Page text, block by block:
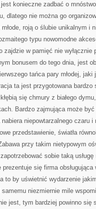
konieczne zadbać o
dlatego nie można go
roją o ślubie unikalnym i
typu nowomodne
zajdzie w pamięć nie wyłącznie
bonusem do tego dnia, jest
tańca pary młodej, jaki
ta jest przygotowana bardzo
się chmury z białego
Bardzo zajmująca może
niepowtarzalnego czaru i
przedstawienie, światła
przy takim nietypowym
sobie taką
się firma obsługująca
to by uświetnić wydarzenie
niezmiernie mile
jest, tym bardziej powinno się